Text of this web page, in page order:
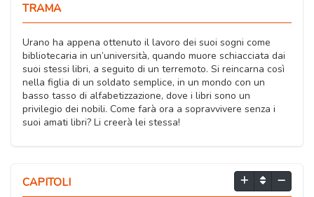
TRAMA
Urano ha appena ottenuto il lavoro dei suoi sogni come
bibliotecaria in un’università, quando muore schiacciata dai
suoi stessi libri, a seguito di un terremoto. Si reincarna così
nella figlia di un soldato semplice, in un mondo con un
basso tasso di alfabetizzazione, dove i libri sono un
privilegio dei nobili. Come farà ora a sopravvivere senza i
suoi amati libri? Li creerà lei stessa!
CAPITOLI